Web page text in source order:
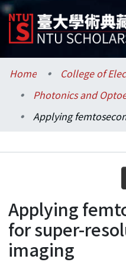
Communities &
Research Outputs
Statistics
Home
Applying
for super-
imaging